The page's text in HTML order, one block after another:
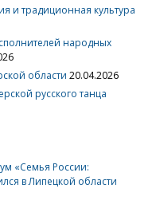
и традиционная культура
народных
области 20.04.2026
русского танца
«Семья России:
в Липецкой области